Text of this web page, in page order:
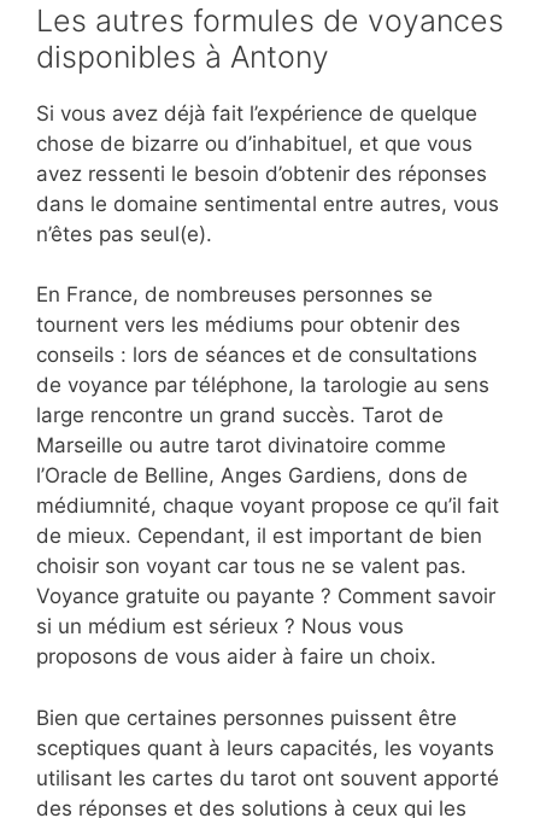
Les autres formules de voyances
disponibles à Antony
Si vous avez déjà fait l’expérience de quelque
chose de bizarre ou d’inhabituel, et que vous
avez ressenti le besoin d’obtenir des réponses
dans le domaine sentimental entre autres, vous
n’êtes pas seul(e).
En France, de nombreuses personnes se
tournent vers les médiums pour obtenir des
conseils : lors de séances et de consultations
de voyance par téléphone, la tarologie au sens
large rencontre un grand succès. Tarot de
Marseille ou autre tarot divinatoire comme
l’Oracle de Belline, Anges Gardiens, dons de
médiumnité, chaque voyant propose ce qu’il fait
de mieux. Cependant, il est important de bien
choisir son voyant car tous ne se valent pas.
Voyance gratuite ou payante ? Comment savoir
si un médium est sérieux ? Nous vous
proposons de vous aider à faire un choix.
Bien que certaines personnes puissent être
sceptiques quant à leurs capacités, les voyants
utilisant les cartes du tarot ont souvent apporté
des réponses et des solutions à ceux qui les